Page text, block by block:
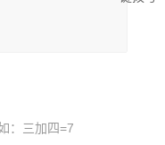
：三加四=7